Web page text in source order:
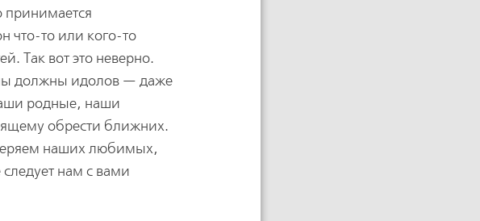
принимается
что-то или кого-то
Так вот это неверно.
должны идолов — даже
родные, наши
обрести ближних.
наших любимых,
нам с вами